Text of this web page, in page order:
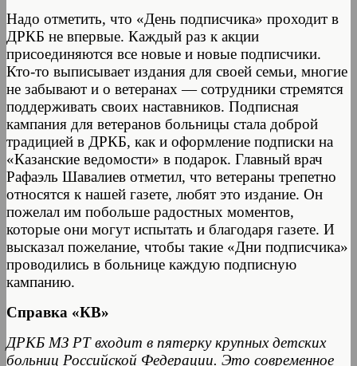
Надо отметить, что «День подписчика» проходит в
ДРКБ не впервые. Каждый раз к акции
присоединяются все новые и новые подписчики.
Кто-то выписывает издания для своей семьи, многие
не забывают и о ветеранах — сотрудники стремятся
поддерживать своих наставников. Подписная
кампания для ветеранов больницы стала доброй
традицией в ДРКБ, как и оформление подписки на
«Казанские ведомости» в подарок. Главный врач
Рафаэль Шавалиев отметил, что ветераны трепетно
относятся к нашей газете, любят это издание. Он
пожелал им побольше радостных моментов,
которые они могут испытать и благодаря газете. И
высказал пожелание, чтобы такие «Дни подписчика»
проводились в больнице каждую подписную
кампанию.
Справка «КВ»
ДРКБ МЗ РТ входит в пятерку крупных детских
больниц Российской Федерации. Это современное